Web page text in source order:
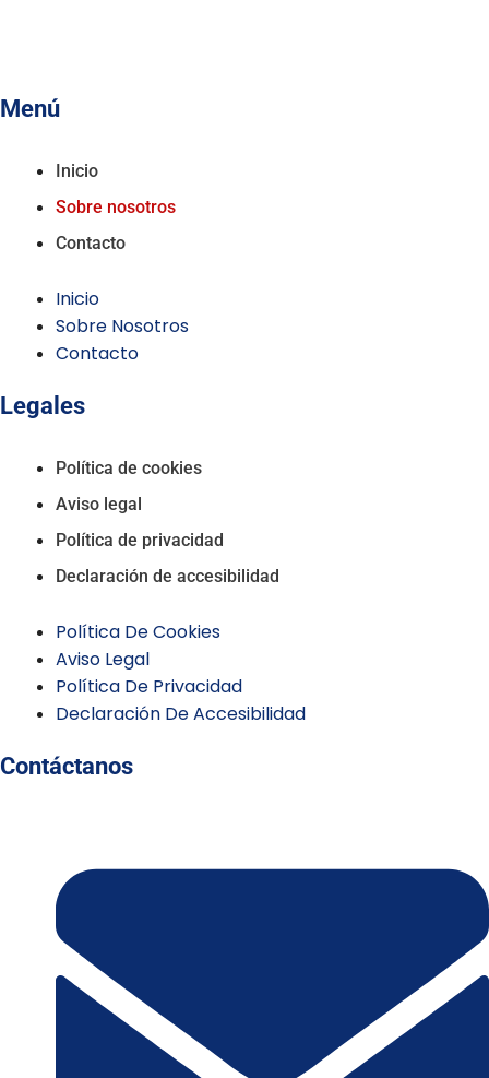
Menú
Inicio
Sobre nosotros
Contacto
Inicio
Sobre Nosotros
Contacto
Legales
Política de cookies
Aviso legal
Política de privacidad
Declaración de accesibilidad
Política De Cookies
Aviso Legal
Política De Privacidad
Declaración De Accesibilidad
Contáctanos